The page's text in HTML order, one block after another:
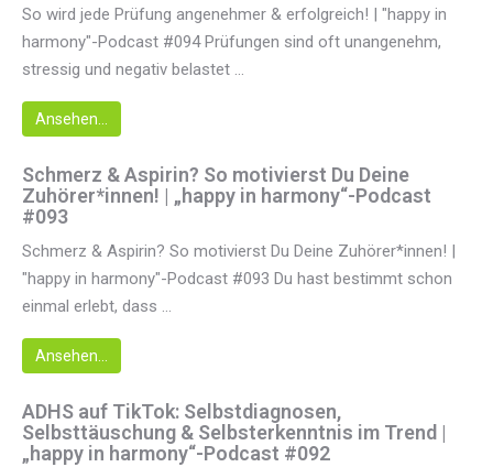
So wird jede Prüfung angenehmer & erfolgreich! | "happy in
harmony"-Podcast #094 Prüfungen sind oft unangenehm,
stressig und negativ belastet ...
Ansehen...
Schmerz & Aspirin? So motivierst Du Deine
Zuhörer*innen! | „happy in harmony“-Podcast
#093
Schmerz & Aspirin? So motivierst Du Deine Zuhörer*innen! |
"happy in harmony"-Podcast #093 Du hast bestimmt schon
einmal erlebt, dass ...
Ansehen...
ADHS auf TikTok: Selbstdiagnosen,
Selbsttäuschung & Selbsterkenntnis im Trend |
„happy in harmony“-Podcast #092